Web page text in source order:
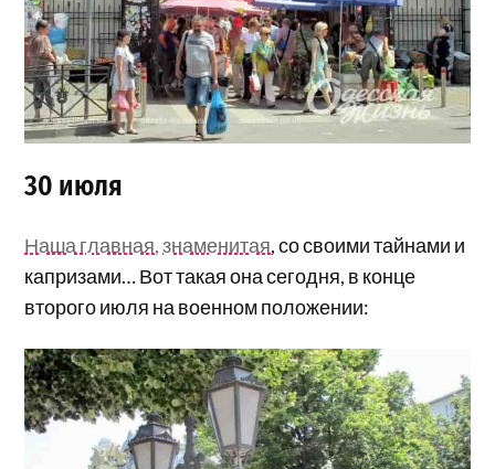
30 июля
Наша главная, знаменитая, со своими тайнами и
капризами… Вот такая она сегодня, в конце
второго июля на военном положении: